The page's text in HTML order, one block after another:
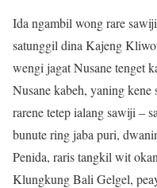
Ida ngambil wong rare
satunggil dina Kajeng
wengi jagat Nusane tenget
Nusane kabeh, yaning
rarene tetep ialang sawiji –
bunute ring jaba puri,
Penida, raris tangkil wit
Klungkung Bali Gelgel,